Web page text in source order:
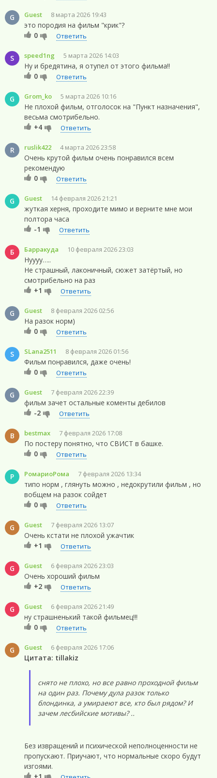
G Guest 8 марта 2026 19:43
это породия на фильм "крик"?
0
Ответить
S speed1ng 5 марта 2026 14:03
Ну и бредятина, я отупел от этого фильма!!
0
Ответить
G Grom_ko 5 марта 2026 10:16
Не плохой фильм, отголосок на "Пункт назначения",
весьма смотрибельно.
+4
Ответить
R ruslik422 4 марта 2026 23:58
Очень крутой фильм очень понравился всем
рекомендую
0
Ответить
G Guest 14 февраля 2026 21:21
жуткая херня, проходите мимо и верните мне мои
полтора часа
-1
Ответить
Б Барракуда 10 февраля 2026 23:03
Нуууу…..
Не страшный, лаконичный, сюжет затёртый, но
смотрибельно на раз
+1
Ответить
G Guest 8 февраля 2026 02:56
На разок норм)
0
Ответить
S SLana2511 8 февраля 2026 01:56
Фильм понравился, даже очень!
0
Ответить
G Guest 7 февраля 2026 22:39
фильм зачет остальные коменты дебилов
-2
Ответить
B bestmax 7 февраля 2026 17:08
По постеру понятно, что СВИСТ в башке.
0
Ответить
Р РомариоРома 7 февраля 2026 13:34
типо норм , глянуть можно , недокрутили фильм , но
вобщем на разок сойдет
0
Ответить
G Guest 7 февраля 2026 13:07
Очень кстати не плохой ужачтик
+1
Ответить
G Guest 6 февраля 2026 23:03
Очень хороший фильм
+2
Ответить
G Guest 6 февраля 2026 21:49
ну страшненький такой фильмец!!!
0
Ответить
G Guest 6 февраля 2026 17:06
Цитата: tillakiz
снято не плохо, но все равно проходной фильм
на один раз. Почему дула разок только
блондинка, а умираеют все, кто был рядом? И
зачем лесбийские мотивы? ..
Без извращений и психической неполноценности не
пропускают. Приучают, что нормальные скоро будут
изгоями.